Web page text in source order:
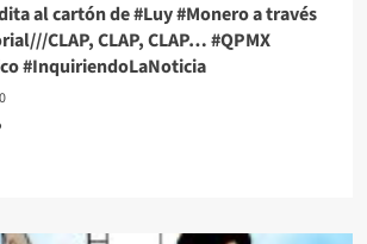
al cartón de #Luy #Monero a través
CLAP, CLAP, CLAP… #QPMX
#InquiriendoLaNoticia
0